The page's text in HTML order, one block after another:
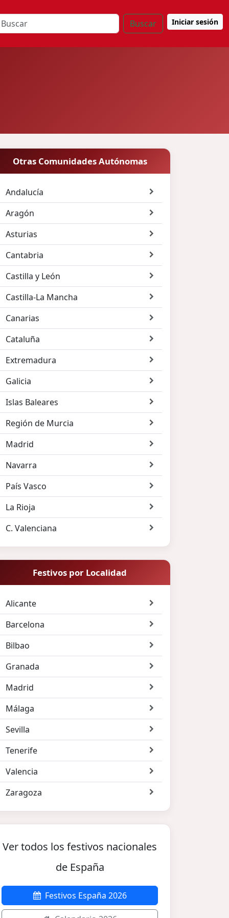
Buscar Iniciar sesión
Otras Comunidades Autónomas
Andalucía
Aragón
Asturias
Cantabria
Castilla y León
Castilla-La Mancha
Canarias
Cataluña
Extremadura
Galicia
Islas Baleares
Región de Murcia
Madrid
Navarra
País Vasco
La Rioja
C. Valenciana
Festivos por Localidad
Alicante
Barcelona
Bilbao
Granada
Madrid
Málaga
Sevilla
Tenerife
Valencia
Zaragoza
Ver todos los festivos nacionales
de España
Festivos España 2026